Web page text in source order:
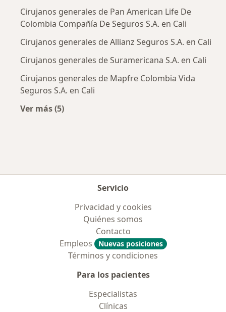
Cirujanos generales de Pan American Life De
Colombia Compañía De Seguros S.A. en Cali
Cirujanos generales de Allianz Seguros S.A. en Cali
Cirujanos generales de Suramericana S.A. en Cali
Cirujanos generales de Mapfre Colombia Vida
Seguros S.A. en Cali
Ver más (5)
Servicio
Privacidad y cookies
Quiénes somos
Contacto
Empleos
Nuevas posiciones
Términos y condiciones
Para los pacientes
Especialistas
Clínicas